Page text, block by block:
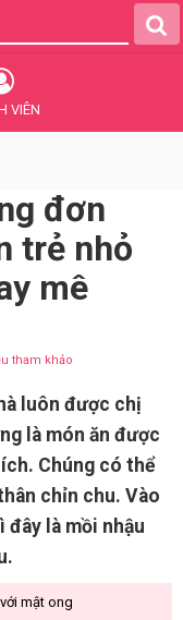
VIÊN
đơn
trẻ nhỏ
mê
tham khảo
luôn được chị
là món ăn được
Chúng có thể
chỉn chu. Vào
đây là mồi nhậu
mật ong